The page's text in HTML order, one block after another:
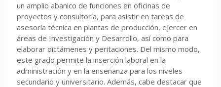
un amplio abanico de funciones en oficinas de
proyectos y consultoría, para asistir en tareas de
asesoría técnica en plantas de producción, ejercer en
áreas de Investigación y Desarrollo, así como para
elaborar dictámenes y peritaciones. Del mismo modo,
este grado permite la inserción laboral en la
administración y en la enseñanza para los niveles
secundario y universitario. Además, cabe destacar que